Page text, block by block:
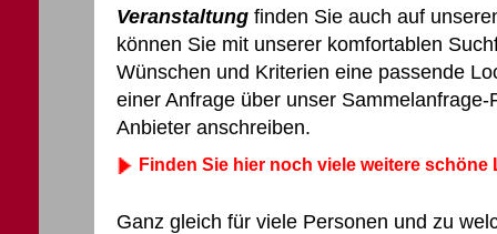
Veranstaltung finden Sie auch auf
können Sie mit unserer komfortablen
Wünschen und Kriterien eine passende
einer Anfrage über unser
Anbieter anschreiben.
Finden Sie hier noch viele weitere
Ganz gleich für viele Personen und zu